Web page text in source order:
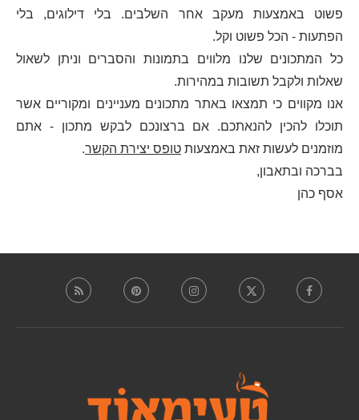
פשוט באמצעות מעקב אחר השלבים. בלי דילוגים, בלי
הפתעות - הכל פשוט וקל.
כל המתכונים שלנו מלווים בתמונות והסברים וניתן לשאול
שאלות ולקבל תשובות במהירות.
אנו מקווים כי תמצאו באתר מתכונים מעניינים ומקוריים אשר
תוכלו להכין להנאתכם. אם ברצונכם לבקש מתכון - אתם
מוזמנים לעשות זאת באמצעות טופס יצירת הקשר.
בברכה ובתאבון,
אסף כהן